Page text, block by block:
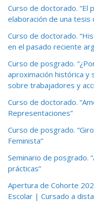
Curso de doctorado. “El
elaboración de una tesis
Curso de doctorado.
en el pasado reciente
Curso de posgrado.
aproximación histórica y
sobre trabajadores y
Curso de doctorado.
Representaciones”
Curso de posgrado.
Feminista”
Seminario de posgrado.
prácticas”
Apertura de Cohorte
Escolar | Cursado a